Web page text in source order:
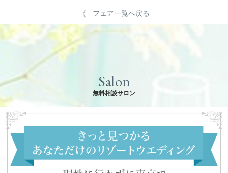
フェア一覧へ戻る
Salon
無料相談サロン